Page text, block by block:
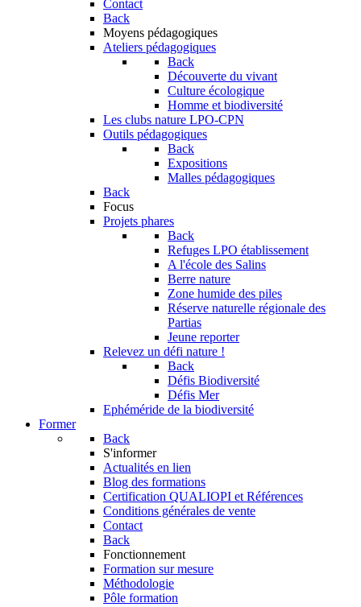
Contact
Back
Moyens pédagogiques
Ateliers pédagogiques
Back
Découverte du vivant
Culture écologique
Homme et biodiversité
Les clubs nature LPO-CPN
Outils pédagogiques
Back
Expositions
Malles pédagogiques
Back
Focus
Projets phares
Back
Refuges LPO établissement
A l'école des Salins
Berre nature
Zone humide des piles
Réserve naturelle régionale des
Partias
Jeune reporter
Relevez un défi nature !
Back
Défis Biodiversité
Défis Mer
Ephéméride de la biodiversité
Former
Back
S'informer
Actualités en lien
Blog des formations
Certification QUALIOPI et Références
Conditions générales de vente
Contact
Back
Fonctionnement
Formation sur mesure
Méthodologie
Pôle formation